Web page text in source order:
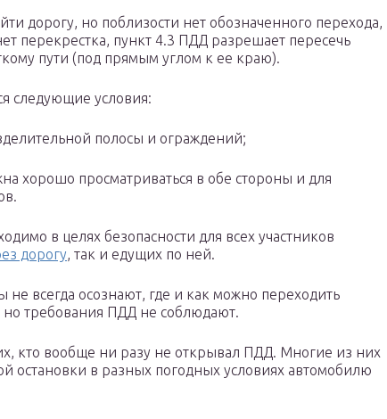
дорогу, но поблизости нет обозначенного перехода,
перекрестка, пункт 4.3 ПДД разрешает пересечь
пути (под прямым углом к ее краю).
следующие условия:
полосы и ограждений;
хорошо просматриваться в обе стороны и для
в целях безопасности для всех участников
дорогу, так и едущих по ней.
не всегда осознают, где и как можно переходить
но требования ПДД не соблюдают.
кто вообще ни разу не открывал ПДД. Многие из них
остановки в разных погодных условиях автомобилю